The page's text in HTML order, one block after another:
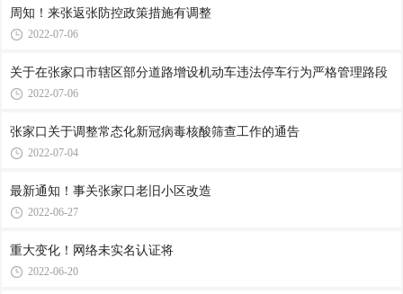
周知！来张返张防控政策措施有调整
2022-07-06
关于在张家口市辖区部分道路增设机动车违法停车行为严格管理路段
2022-07-06
张家口关于调整常态化新冠病毒核酸筛查工作的通告
2022-07-04
最新通知！事关张家口老旧小区改造
2022-06-27
重大变化！网络未实名认证将
2022-06-20